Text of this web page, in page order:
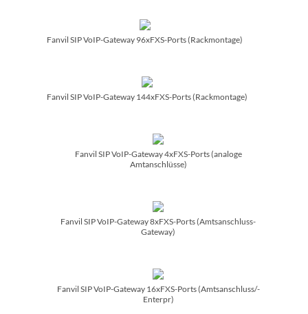
Fanvil SIP VoIP-Gateway 96xFXS-Ports (Rackmontage)
Fanvil SIP VoIP-Gateway 144xFXS-Ports (Rackmontage)
Fanvil SIP VoIP-Gateway 4xFXS-Ports (analoge
Amtanschlüsse)
Fanvil SIP VoIP-Gateway 8xFXS-Ports (Amtsanschluss-
Gateway)
Fanvil SIP VoIP-Gateway 16xFXS-Ports (Amtsanschluss/­
Enterpr)